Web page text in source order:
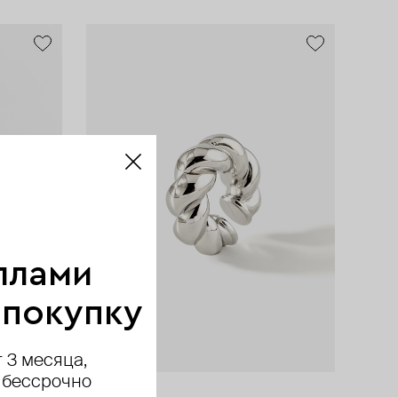
Aloud
Aloud
TABU
AQUAGIRL
3 месяца,